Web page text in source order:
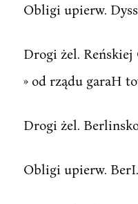
Obligi upierw.
Drogi żel. Reńskiej
» od rządu garaH
Drogi żel.
Obligi upierw.